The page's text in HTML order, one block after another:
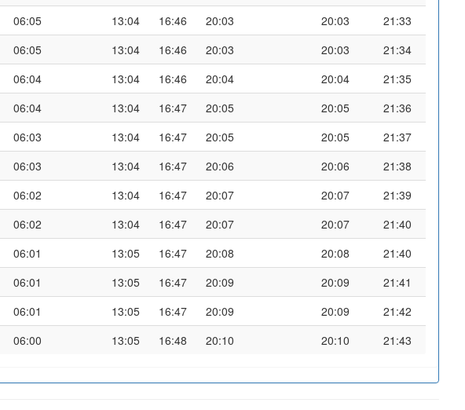
06:05 13:04 16:46 20:03 20:03
21:33
06:05 13:04 16:46 20:03 20:03
21:34
06:04 13:04 16:46 20:04 20:04
21:35
06:04 13:04 16:47 20:05 20:05
21:36
06:03 13:04 16:47 20:05 20:05
21:37
06:03 13:04 16:47 20:06 20:06
21:38
06:02 13:04 16:47 20:07 20:07
21:39
06:02 13:04 16:47 20:07 20:07
21:40
06:01 13:05 16:47 20:08 20:08
21:40
06:01 13:05 16:47 20:09 20:09
21:41
06:01 13:05 16:47 20:09 20:09
21:42
06:00 13:05 16:48 20:10 20:10 21:43